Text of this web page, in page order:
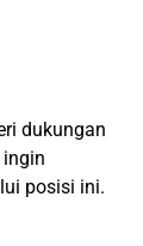
dukungan
posisi ini.